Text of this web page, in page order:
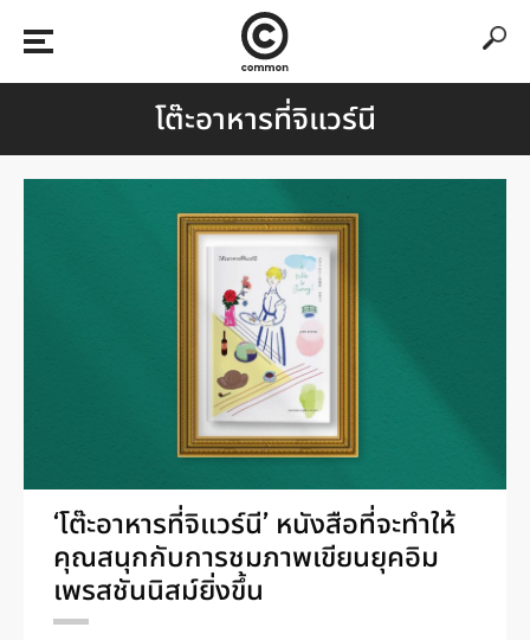
โต๊ะอาหารที่จิแวร์นี
‘โต๊ะอาหารที่จิแวร์นี’ หนังสือที่จะทำให้
คุณสนุกกับการชมภาพเขียนยุคอิม
เพรสชันนิสม์ยิ่งขึ้น